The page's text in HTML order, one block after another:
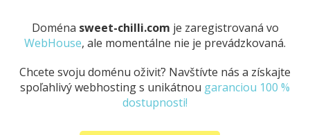
Doména sweet-chilli.com je zaregistrovaná vo
WebHouse, ale momentálne nie je prevádzkovaná.
Chcete svoju doménu oživiť? Navštívte nás a získajte
spoľahlivý webhosting s unikátnou garanciou 100 %
dostupnosti!